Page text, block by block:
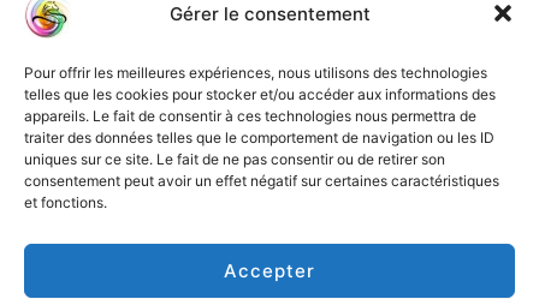
Gérer le consentement
Pour offrir les meilleures expériences, nous utilisons des technologies
telles que les cookies pour stocker et/ou accéder aux informations des
appareils. Le fait de consentir à ces technologies nous permettra de
traiter des données telles que le comportement de navigation ou les ID
uniques sur ce site. Le fait de ne pas consentir ou de retirer son
consentement peut avoir un effet négatif sur certaines caractéristiques
et fonctions.
Accepter
OFFERT !
Mes formations en ligne